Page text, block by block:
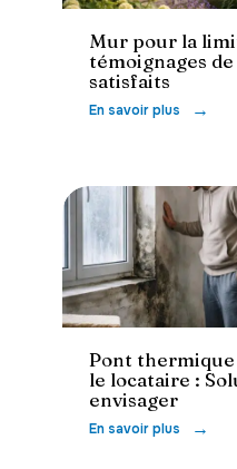
Mur pour la
témoignages
satisfaits
En savoir plus
Louer
Pont
le locataire :
envisager
En savoir plus